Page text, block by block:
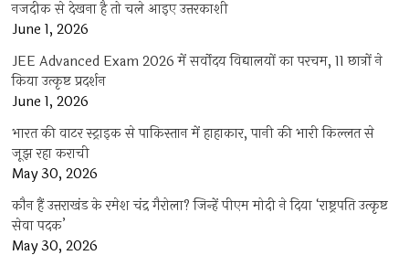
नजदीक से देखना है तो चले आइए उत्तरकाशी
June 1, 2026
JEE Advanced Exam 2026 में सर्वोदय विद्यालयों का परचम, 11 छात्रों ने
किया उत्कृष्ट प्रदर्शन
June 1, 2026
भारत की वाटर स्ट्राइक से पाकिस्तान में हाहाकार, पानी की भारी किल्लत से
जूझ रहा कराची
May 30, 2026
कौन हैं उत्तराखंड के रमेश चंद्र गैरोला? जिन्हें पीएम मोदी ने दिया ‘राष्ट्रपति उत्कृष्ट
सेवा पदक’
May 30, 2026